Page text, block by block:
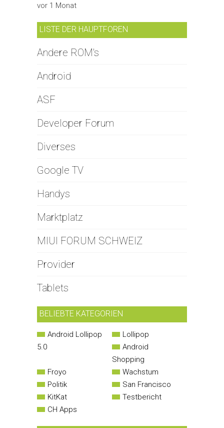
vor 1 Monat
LISTE DER HAUPTFOREN
Andere ROM's
Android
ASF
Developer Forum
Diverses
Google TV
Handys
Marktplatz
MIUI FORUM SCHWEIZ
Provider
Tablets
BELIEBTE KATEGORIEN
Android Lollipop
5.0
Lollipop
Android
Shopping
Froyo
Wachstum
Politik
San Francisco
KitKat
Testbericht
CH Apps